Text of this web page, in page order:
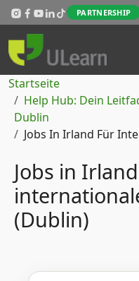
Direkt zum InhaltPARTNERSHIP
Pfadnavigation
Startseite
Help Hub: Dein
Dublin
Jobs In Irland Für
Jobs in
(Dublin)